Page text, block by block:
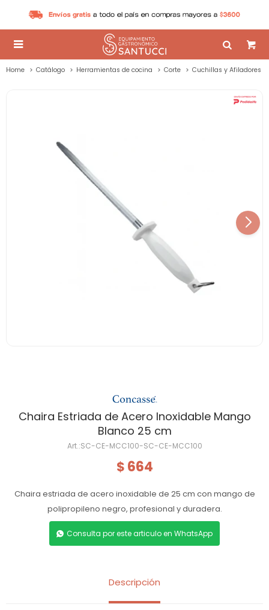

Home Catálogo Herramientas de cocina Corte Cuchillas y Afiladores
Chaira Estriada de Acero Inoxidable Mango
Blanco 25 cm
SC-CE-MCC100-SC-CE-MCC100
$ 664
Chaira estriada de acero inoxidable de 25 cm con mango de
polipropileno negro, profesional y duradera.
Consulta por este articulo en WhatsApp
Descripción